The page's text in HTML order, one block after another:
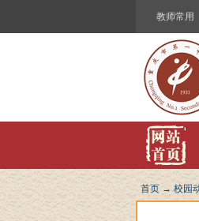
教师常用
首页 →校园